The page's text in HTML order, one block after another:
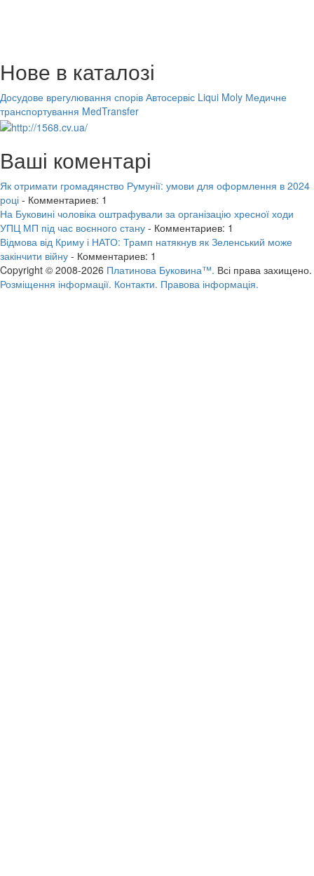
Нове в каталозі
Досудове врегулювання спорів Автосервіс Liqui Moly Медичне
транспортування MedTransfer
Ваші коментарі
Як отримати громадянство Румунії: умови для оформлення в 2024
році - Комментариев: 1
На Буковині чоловіка оштрафували за організацію хресної ходи
УПЦ МП під час воєнного стану - Комментариев: 1
Відмова від Криму і НАТО: Трамп натякнув як Зеленський може
закінчити війну - Комментариев: 1
Copyright © 2008-2026 Платинова Буковина™. Всі права захищено.
Розміщення інформації. Контакти. Правова інформація.